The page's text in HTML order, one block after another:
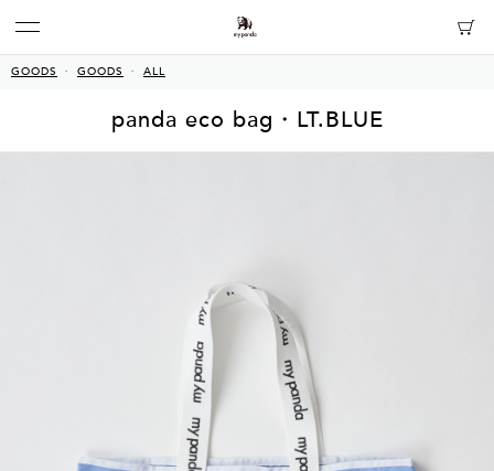
GOODS GOODS ALL
panda eco bag・LT.BLUE